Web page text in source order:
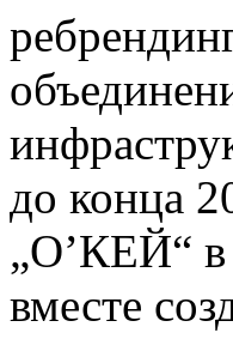
до конца
„О’КЕЙ“ в
вместе